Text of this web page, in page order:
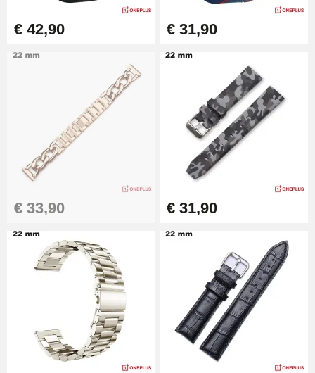
Gaten tang voor horlogebanden
Beginner horlogemaker kit
Boîte Pompe Armband Montre -
Diameter 1.50 mm - 8 tot 25 mm
Diameter 1.80 mm - 8 tot 25 mm
€ 19,90
Eenvoudige
horlogebandverwijderaar
€ 17,90
€ 42,90 € 31,90
€ 33,90 € 31,90